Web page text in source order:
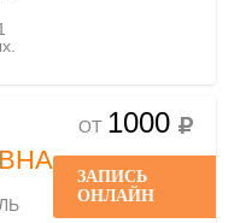
ОТ 1000
ЗАПИСЬ
ОНЛАЙН